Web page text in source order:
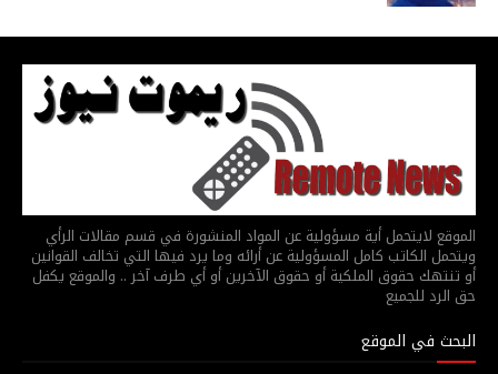
الموقع لايتحمل أية مسؤولية عن المواد المنشورة في قسم مقالات الرأي
ويتحمل الكاتب كامل المسؤولية عن أرائه وما يرد فيها التي تخالف القوانين
أو تنتهك حقوق الملكية أو حقوق الآخرين أو أي طرف آخر .. والموقع يكفل
حق الرد للجميع
البحث في الموقع